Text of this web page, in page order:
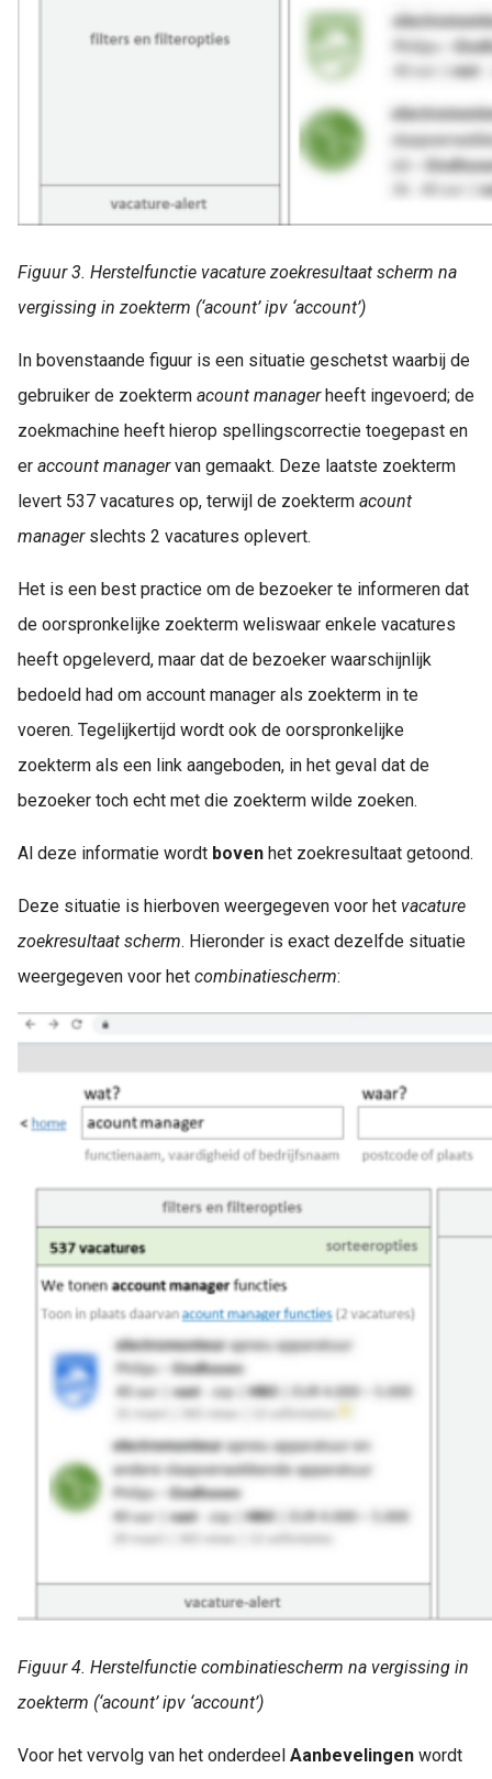
Figuur 3. Herstelfunctie vacature zoekresultaat scherm na
vergissing in zoekterm (‘acount’ ipv ‘account’)
In bovenstaande figuur is een situatie geschetst waarbij de
gebruiker de zoekterm acount managerheeft ingevoerd; de
zoekmachine heeft hierop spellingscorrectie toegepast en
er account managervan gemaakt. Deze laatste zoekterm
levert 537 vacatures op, terwijl de zoekterm acount
managerslechts 2 vacatures oplevert.
Het is een best practice om de bezoeker te informeren dat
de oorspronkelijke zoekterm weliswaar enkele vacatures
heeft opgeleverd, maar dat de bezoeker waarschijnlijk
bedoeld had om account manager als zoekterm in te
voeren. Tegelijkertijd wordt ook de oorspronkelijke
zoekterm als een link aangeboden, in het geval dat de
bezoeker toch echt met die zoekterm wilde zoeken.
Al deze informatie wordt boven het zoekresultaat getoond.
Deze situatie is hierboven weergegeven voor het vacature
zoekresultaat scherm. Hieronder is exact dezelfde situatie
weergegeven voor het combinatiescherm:
Figuur 4. Herstelfunctie combinatiescherm na vergissing in
zoekterm (‘acount’ ipv ‘account’)
Voor het vervolg van het onderdeel Aanbevelingen wordt